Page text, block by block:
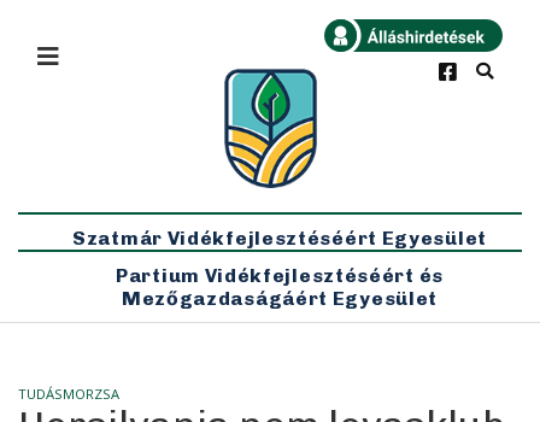
Legfrissebb
×
Szatmár Vidékfejlesztéséért Egyesület
Partium Vidékfejlesztéséért és
Mezőgazdaságáért Egyesület
TUDÁSMORZSA